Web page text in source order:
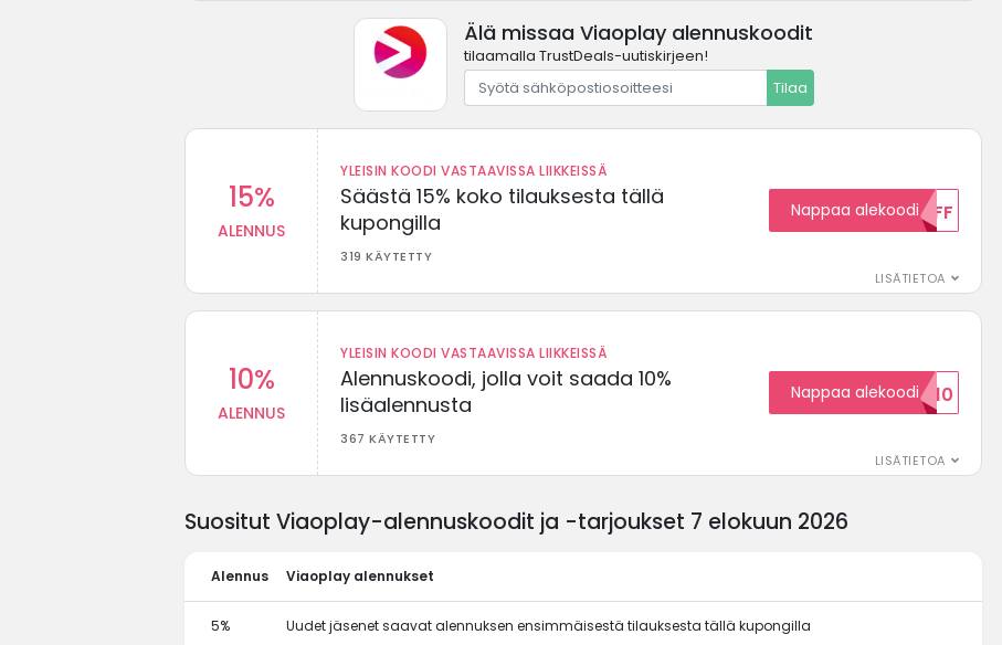
Älä missaa Viaoplay alennuskoodit
tilaamalla TrustDeals-uutiskirjeen!
Tilaa
15%
ALENNUS
YLEISIN KOODI VASTAAVISSA LIIKKEISSÄ
Säästä 15% koko tilauksesta tällä
kupongilla
319 KÄYTETTY
LISÄTIETOA
Nappaa alekoodi15OFF
10%
ALENNUS
YLEISIN KOODI VASTAAVISSA LIIKKEISSÄ
Alennuskoodi, jolla voit saada 10%
lisäalennusta
367 KÄYTETTY
LISÄTIETOA
Nappaa alekoodi
ALENNUSKOODID10
Suositut Viaoplay-alennuskoodit ja -tarjoukset 7 elokuun 2026
Alennus Viaoplay alennukset
5% Uudet jäsenet saavat alennuksen ensimmäisestä tilauksesta tällä kupongilla